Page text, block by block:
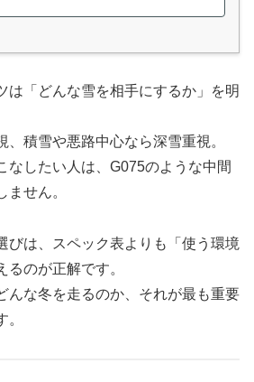
は「どんな雪を相手にするか」を明
、積雪や悪路中心なら深雪重視。
なしたい人は、G075のような中間
ません。
びは、スペック表よりも「使う環境
のが正解です。
んな冬を走るのか、それが最も重要